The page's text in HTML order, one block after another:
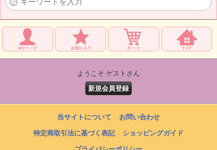
ようこそ ゲストさん
新規会員登録
当サイトについて お問い合わせ
特定商取引法に基づく表記 ショッピングガイド